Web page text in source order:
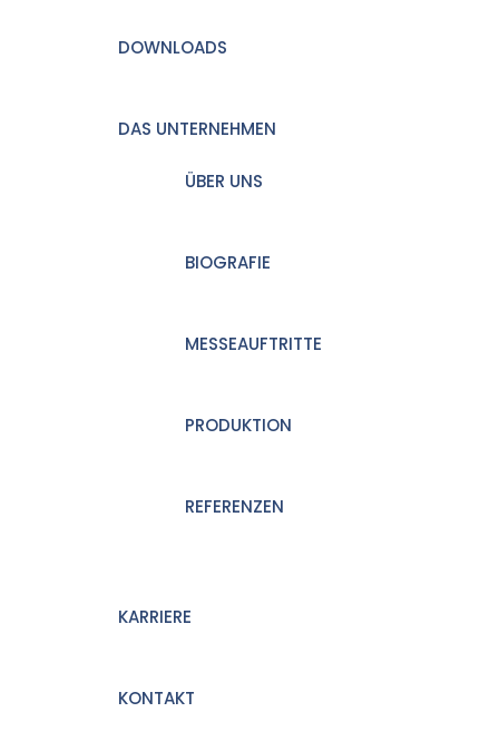
DOWNLOADS
DAS UNTERNEHMEN
ÜBER UNS
BIOGRAFIE
MESSEAUFTRITTE
PRODUKTION
REFERENZEN
KARRIERE
KONTAKT